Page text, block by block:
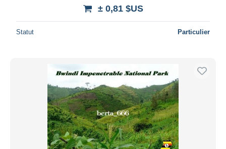
± 0,81 $US
Statut Particulier